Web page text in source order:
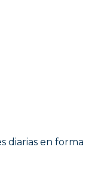
diarias en forma